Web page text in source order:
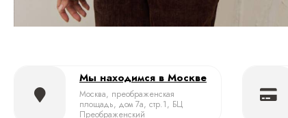
Мы находимся в Москве
Москва, преображенская
площадь, дом 7а, стр.1, БЦ
Преображенский